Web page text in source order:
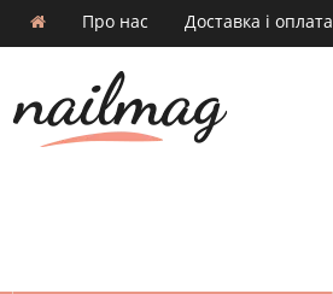
Про нас Доставка і оплата